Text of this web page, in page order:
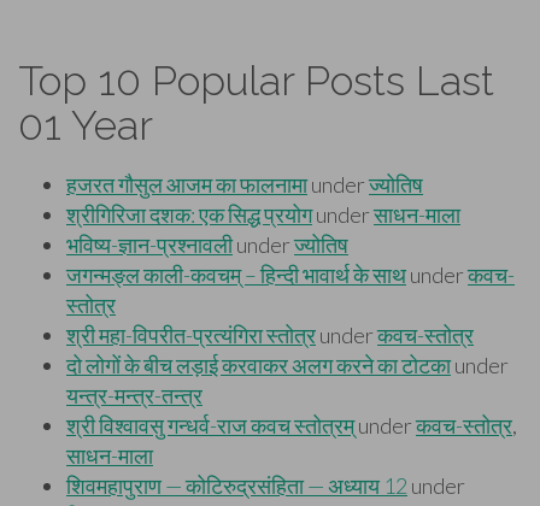
Top 10 Popular Posts Last
01 Year